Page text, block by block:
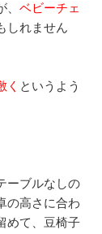
ベビーチェ
しれません
く というよう
ーブルなしの
の高さに合わ
めて、豆椅子